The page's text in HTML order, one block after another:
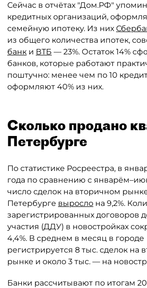
Сейчас в отчётах "Дом.РФ"
кредитных организаций,
семейную ипотеку. Из них
из общего количества ипотек,
банк и ВТБ — 23%. Остаток 14%
банков, которые работают
поштучно: менее чем по 10
оформляют 40% из них.
Сколько продано
Петербурге
По статистике Росреестра, в
года по сравнению с
число сделок на вторичном
Петербурге выросло на 9,2%.
зарегистрированных договоров
участия (ДДУ) в новостройках
4,4%. В среднем в месяц в городе
регистрируется 8 тыс. сделок на
рынке и около 3 тыс. — на
Банки рассчитывают по итогам